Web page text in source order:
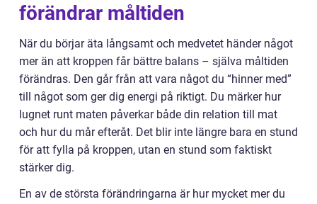
förändrar måltiden
När du börjar äta långsamt och medvetet händer något
mer än att kroppen får bättre balans – själva måltiden
förändras. Den går från att vara något du “hinner med”
till något som ger dig energi på riktigt. Du märker hur
lugnet runt maten påverkar både din relation till mat
och hur du mår efteråt. Det blir inte längre bara en stund
för att fylla på kroppen, utan en stund som faktiskt
stärker dig.
En av de största förändringarna är hur mycket mer du